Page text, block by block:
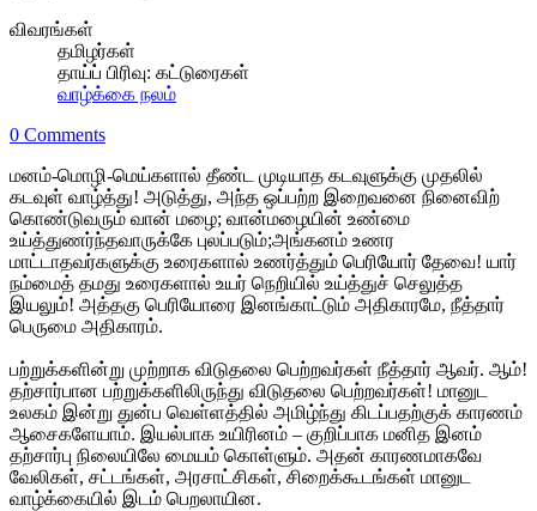
விவரங்கள்
தமிழர்கள்
தாய்ப் பிரிவு: கட்டுரைகள்
வாழ்க்கை நலம்
0 Comments
மனம்-மொழி-மெய்களால் தீண்ட முடியாத கடவுளுக்கு முதலில்
கடவுள் வாழ்த்து! அடுத்து, அந்த ஒப்பற்ற இறைவனை நினைவிற்
கொண்டுவரும் வான் மழை; வான்மழையின் உண்மை
உய்த்துணர்ந்தவாருக்கே புலப்படும்;அங்கனம் உணர
மாட்டாதவர்களுக்கு உரைகளால் உணர்த்தும் பெரியோர் தேவை! யார்
நம்மைத் தமது உரைகளால் உயர் நெறியில் உய்த்துச் செலுத்த
இயலும்! அத்தகு பெரியோரை இனங்காட்டும் அதிகாரமே, நீத்தார்
பெருமை அதிகாரம்.
பற்றுக்களின்று முற்றாக விடுதலை பெற்றவர்கள் நீத்தார் ஆவர். ஆம்!
தற்சார்பான பற்றுக்களிலிருந்து விடுதலை பெற்றவர்கள்! மானுட
உலகம் இன்று துன்ப வெள்ளத்தில் அமிழ்ந்து கிடப்பதற்குக் காரணம்
ஆசைகளேயாம். இயல்பாக உயிரினம் – குறிப்பாக மனித இனம்
தற்சார்பு நிலையிலே மையம் கொள்ளும். அதன் காரணமாகவே
வேலிகள், சட்டங்கள், அரசாட்சிகள், சிறைக்கூடங்கள் மானுட
வாழ்க்கையில் இடம் பெறலாயின.